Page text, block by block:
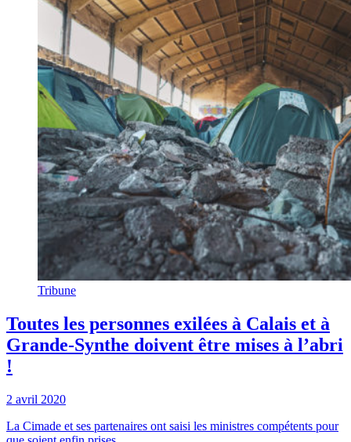
Tribune
Toutes les personnes exilées à Calais et à
Grande-Synthe doivent être mises à l’abri
!
2 avril 2020
La Cimade et ses partenaires ont saisi les ministres compétents pour